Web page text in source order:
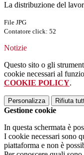
La distribuzione del
File JPG
Contatore click: 52
Notizie
Questo sito o gli
cookie necessari al
COOKIE POLICY.
Personalizza Rifiuta
Gestione cookie
In questa schermata è
I cookie necessari sono
piattaforma e non è